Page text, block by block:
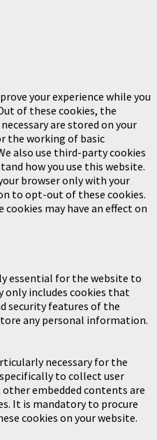
your experience while you
of these cookies, the
are stored on your
the working of basic
also use third-party cookies
how you use this website.
browser only with your
to opt-out of these cookies.
may have an effect on
essential for the website to
only includes cookies that
security features of the
any personal information.
necessary for the
to collect user
embedded contents are
It is mandatory to procure
cookies on your website.